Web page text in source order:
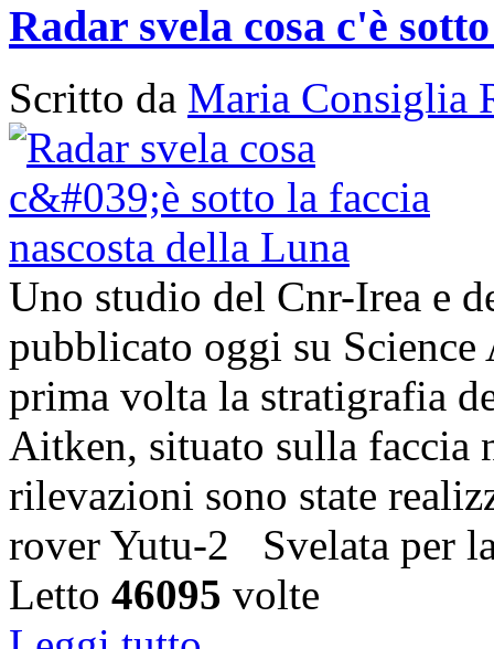
Radar svela cosa c'è
Scritto da Maria Consiglia
Uno studio del Cnr-Irea e
pubblicato oggi su
prima volta la stratigrafia
Aitken, situato sulla faccia
rilevazioni sono state
rover Yutu-2 Svelata per
Letto 46095 volte